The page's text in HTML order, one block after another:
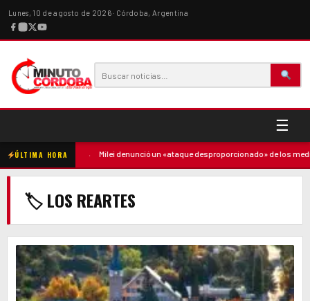
Lunes, 10 de agosto de 2026 · Córdoba, Argentina
☰
ÚLTIMA HORA
la madre Milei denunció un «ataque desproporcionado» de los
🏷 LOS REARTES